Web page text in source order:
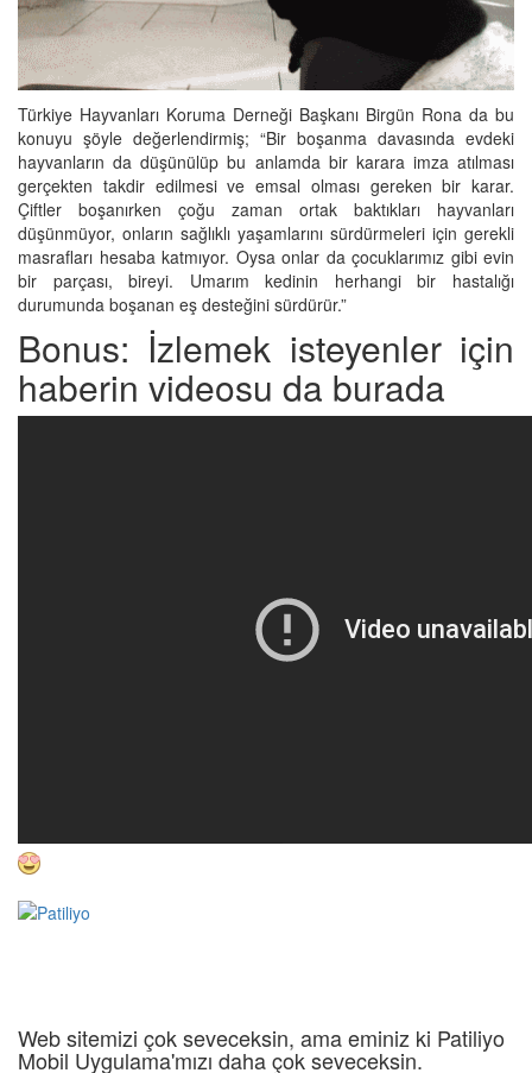
Türkiye Hayvanları Koruma Derneği Başkanı Birgün Rona da bu
konuyu şöyle değerlendirmiş; “Bir boşanma davasında evdeki
hayvanların da düşünülüp bu anlamda bir karara imza atılması
gerçekten takdir edilmesi ve emsal olması gereken bir karar.
Çiftler boşanırken çoğu zaman ortak baktıkları hayvanları
düşünmüyor, onların sağlıklı yaşamlarını sürdürmeleri için gerekli
masrafları hesaba katmıyor. Oysa onlar da çocuklarımız gibi evin
bir parçası, bireyi. Umarım kedinin herhangi bir hastalığı
durumunda boşanan eş desteğini sürdürür.”
Bonus: İzlemek isteyenler için
haberin videosu da burada
Web sitemizi çok seveceksin, ama eminiz ki Patiliyo
Mobil Uygulama'mızı daha çok seveceksin.